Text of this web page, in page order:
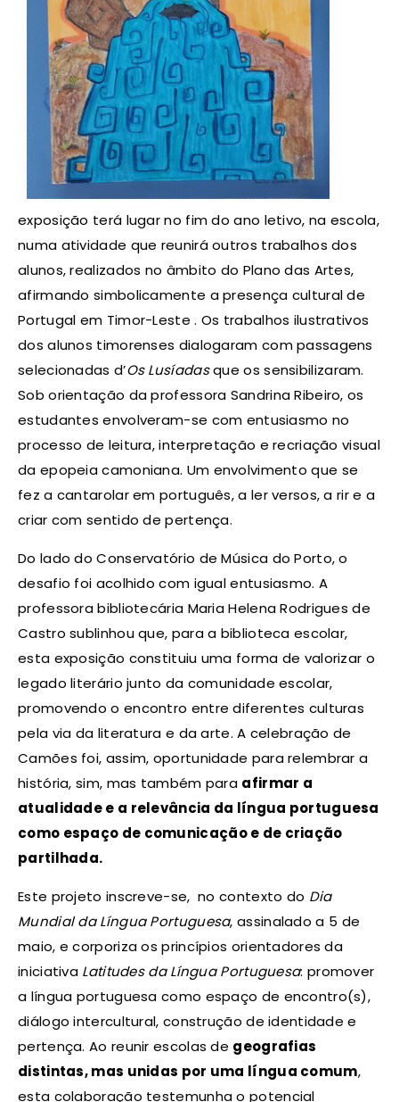
exposição terá lugar no fim do ano letivo, na escola,
numa atividade que reunirá outros trabalhos dos
alunos, realizados no âmbito do Plano das Artes,
afirmando simbolicamente a presença cultural de
Portugal em Timor-Leste . Os trabalhos ilustrativos
dos alunos timorenses dialogaram com passagens
selecionadas d’Os Lusíadasque os sensibilizaram.
Sob orientação da professora Sandrina Ribeiro, os
estudantes envolveram-se com entusiasmo no
processo de leitura, interpretação e recriação visual
da epopeia camoniana. Um envolvimento que se
fez a cantarolar em português, a ler versos, a rir e a
criar com sentido de pertença.
Do lado do Conservatório de Música do Porto, o
desafio foi acolhido com igual entusiasmo. A
professora bibliotecária Maria Helena Rodrigues de
Castro sublinhou que, para a biblioteca escolar,
esta exposição constituiu uma forma de valorizar o
legado literário junto da comunidade escolar,
promovendo o encontro entre diferentes culturas
pela via da literatura e da arte. A celebração de
Camões foi, assim, oportunidade para relembrar a
história, sim, mas também para afirmar a
atualidade e a relevância da língua portuguesa
como espaço de comunicação e de criação
partilhada.
Este projeto inscreve-se, no contexto do Dia
Mundial da Língua Portuguesa, assinalado a 5 de
maio, e corporiza os princípios orientadores da
iniciativa Latitudes da Língua Portuguesa: promover
a língua portuguesa como espaço de encontro(s),
diálogo intercultural, construção de identidade e
pertença. Ao reunir escolas de geografias
distintas, mas unidas por uma língua comum,
esta colaboração testemunha o potencial